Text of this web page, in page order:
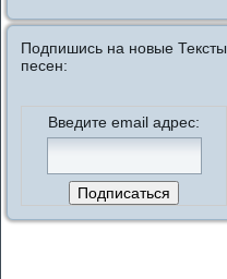
Подпишись на новые Тексты
песен:
Введите email адрес: